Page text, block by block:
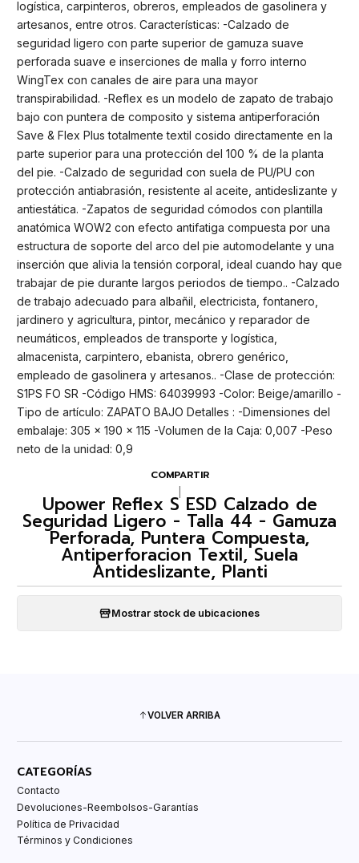
logística, carpinteros, obreros, empleados de gasolinera y
artesanos, entre otros. Características: -Calzado de
seguridad ligero con parte superior de gamuza suave
perforada suave e inserciones de malla y forro interno
WingTex con canales de aire para una mayor
transpirabilidad. -Reflex es un modelo de zapato de trabajo
bajo con puntera de composito y sistema antiperforación
Save & Flex Plus totalmente textil cosido directamente en la
parte superior para una protección del 100 % de la planta
del pie. -Calzado de seguridad con suela de PU/PU con
protección antiabrasión, resistente al aceite, antideslizante y
antiestática. -Zapatos de seguridad cómodos con plantilla
anatómica WOW2 con efecto antifatiga compuesta por una
estructura de soporte del arco del pie automodelante y una
inserción que alivia la tensión corporal, ideal cuando hay que
trabajar de pie durante largos periodos de tiempo.. -Calzado
de trabajo adecuado para albañil, electricista, fontanero,
jardinero y agricultura, pintor, mecánico y reparador de
neumáticos, empleados de transporte y logística,
almacenista, carpintero, ebanista, obrero genérico,
empleado de gasolinera y artesanos.. -Clase de protección:
S1PS FO SR -Código HMS: 64039993 -Color: Beige/amarillo -
Tipo de artículo: ZAPATO BAJO Detalles : -Dimensiones del
embalaje: 305 x 190 x 115 -Volumen de la Caja: 0,007 -Peso
neto de la unidad: 0,9
COMPARTIR
Upower Reflex S ESD Calzado de
Seguridad Ligero - Talla 44 - Gamuza
Perforada, Puntera Compuesta,
Antiperforacion Textil, Suela
Antideslizante, Planti
Mostrar stock de ubicaciones
VOLVER ARRIBA
CATEGORÍAS
Contacto
Devoluciones-Reembolsos-Garantías
Política de Privacidad
Términos y Condiciones